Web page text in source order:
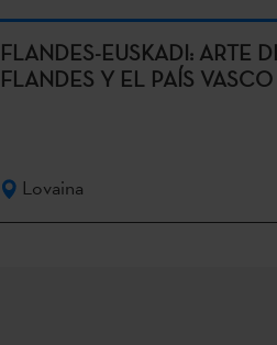
FLANDES-EUSKADI: ARTE
FLANDES Y EL PAÍS VASCO
Lovaina